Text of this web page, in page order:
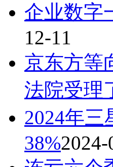
企业数字
12-11
京东方等
法院受理
2024年
38%2024-